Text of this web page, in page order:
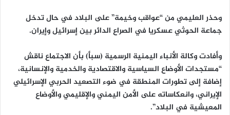
وحذر العليمي من “عواقب وخيمة” على البلاد في حال تدخل
جماعة الحوثي عسكريا في الصراع الدائر بين إسرائيل وإيران.
وأفادت وكالة الأنباء اليمنية الرسمية (سبأ) بأن الاجتماع ناقش
“مستجدات الأوضاع السياسية والاقتصادية والخدمية والإنسانية،
إضافة إلى تطورات المنطقة في ضوء التصعيد الحربي الإسرائيلي
الإيراني، وانعكاساته على الأمن اليمني والإقليمي والأوضاع
المعيشية في البلاد”.